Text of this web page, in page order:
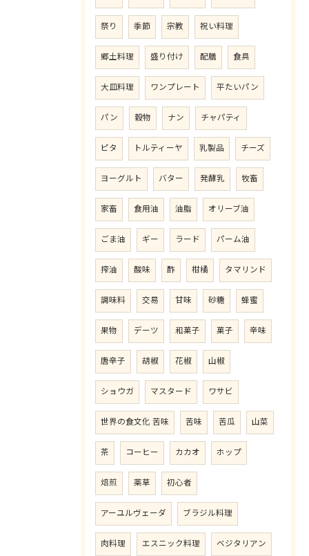
祭り 季節 宗教 祝い料理
郷土料理 盛り付け 配膳 食具
大皿料理 ワンプレート 平たいパン
パン 穀物 ナン チャパティ
ピタ トルティーヤ 乳製品 チーズ
ヨーグルト バター 発酵乳 牧畜
家畜 食用油 油脂 オリーブ油
ごま油 ギー ラード パーム油
搾油 酸味 酢 柑橘 タマリンド
調味料 交易 甘味 砂糖 蜂蜜
果物 デーツ 和菓子 菓子 辛味
唐辛子 胡椒 花椒 山椒
ショウガ マスタード ワサビ
世界の食文化 苦味 苦味 苦瓜 山菜
茶 コーヒー カカオ ホップ
焙煎 薬草 初心者
アーユルヴェーダ ブラジル料理
肉料理 エスニック料理 ベジタリアン